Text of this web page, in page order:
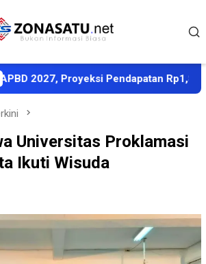
Proyeksi Pendapatan Rp1,8 Triliun
Universitas Proklamasi
Ikuti Wisuda